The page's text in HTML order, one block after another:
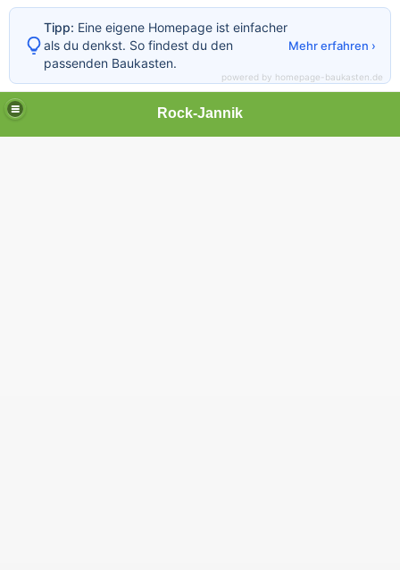
Rock-Jannik
Tipp: Eine eigene Homepage ist einfacher
als du denkst. So findest du den
passenden Baukasten.
Mehr erfahren ›
powered by homepage-baukasten.de